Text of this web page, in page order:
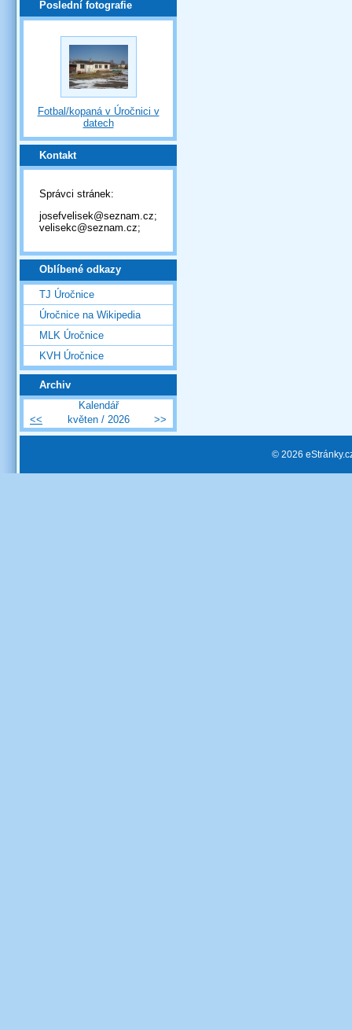
Poslední fotografie
Fotbal/kopaná v Úročnici v
datech
Kontakt
Správci stránek:
josefvelisek@seznam.cz;
velisekc@seznam.cz;
Oblíbené odkazy
TJ Úročnice
Úročnice na Wikipedia
MLK Úročnice
KVH Úročnice
Archiv
Kalendář
<<
květen / 2026 >>
© 2026